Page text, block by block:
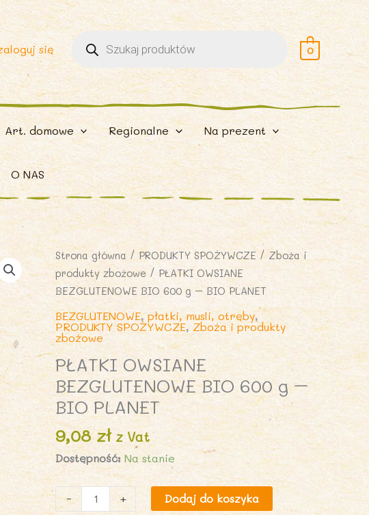
się
Wyszukiwarka
produktów 0
Art. domowe Regionalne Na prezent
O NAS
Strona główna / PRODUKTY SPOŻYWCZE / Zboża i
produkty zbożowe / PŁATKI OWSIANE
BEZGLUTENOWE BIO 600 g – BIO PLANET
BEZGLUTENOWE,płatki, musli, otręby,
PRODUKTY SPOŻYWCZE, Zboża i produkty
zbożowe
PŁATKI OWSIANE
BEZGLUTENOWE BIO 600 g –
BIO PLANET
9,08zł z Vat
Dostępność: Na stanie
-
ilość
PŁATKI
+ Dodaj do koszyka